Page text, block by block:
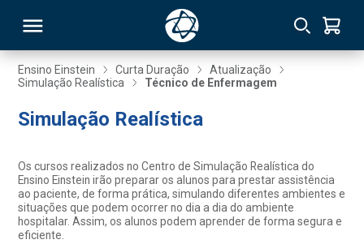
Ensino Einstein Curta Duração
Atualização
Simulação Realística
Técnico de Enfermagem
Simulação Realística
Os cursos realizados no Centro de Simulação Realística do
Ensino Einstein irão preparar os alunos para prestar assistência
ao paciente, de forma prática, simulando diferentes ambientes e
situações que podem ocorrer no dia a dia do ambiente
hospitalar. Assim, os alunos podem aprender de forma segura e
eficiente.